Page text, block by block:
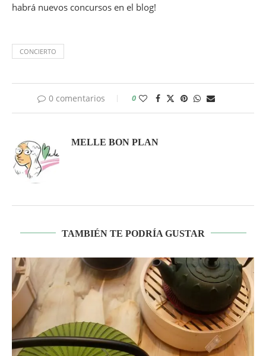
habrá nuevos concursos en el blog!
CONCIERTO
0 comentarios 0
MELLE BON PLAN
TAMBIÉN TE PODRÍA GUSTAR